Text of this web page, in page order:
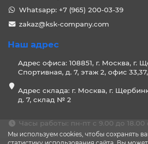
Мы используем cookies, чтобы сохранять
Whatsapp: +7 (965) 200-03-39
zakaz@ksk-company.com
Наш адрес
Адрес офиса: 108851, г. Москва, г.
Спортивная, д. 7, этаж 2, офис
Адрес склада: г. Москва, г.
д. 7, склад № 2
Часы работы: пн-пт с 9.00 до